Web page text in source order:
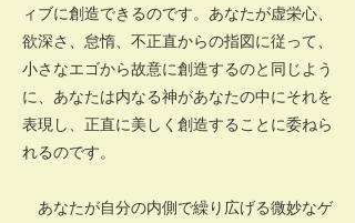
ィブに創造できるのです。あなたが虚栄心、
欲深さ、怠惰、不正直からの指図に従って、
小さなエゴから故意に創造するのと同じよう
に、あなたは内なる神があなたの中にそれを
表現し、正直に美しく創造することに委ねら
れるのです。
あなたが自分の内側で繰り広げる微妙なゲ